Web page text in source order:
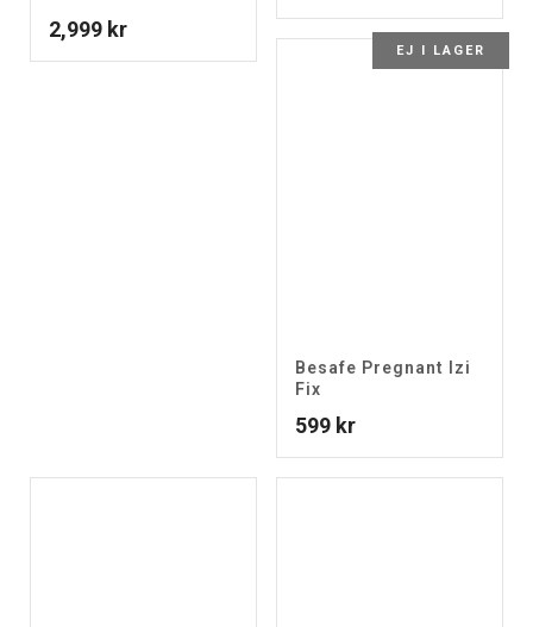
2,999 kr
EJ I LAGER
Besafe Pregnant Izi
Fix
599 kr